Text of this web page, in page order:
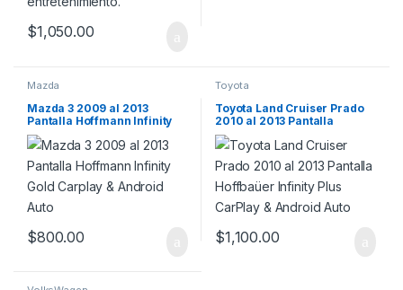
$1,050.00
Mazda
Mazda 3 2009 al 2013
Pantalla Hoffmann Infinity
Gold Carplay & Android Auto
$800.00
Toyota
Toyota Land Cruiser Prado
2010 al 2013 Pantalla
Hoffbaüer Infinity Plus
CarPlay & Android Auto
$1,100.00